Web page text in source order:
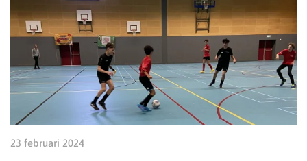
23 februari 2024